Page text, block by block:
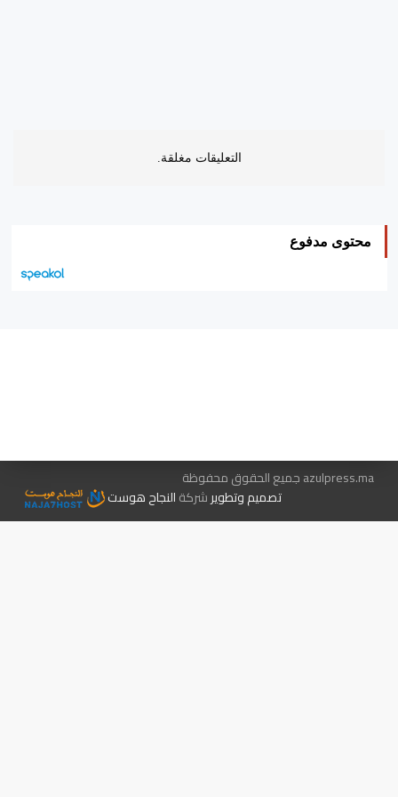
التعليقات مغلقة.
محتوى مدفوع
azulpress.ma جميع الحقوق محفوظة
تصميم وتطويرشركةالنجاح هوست